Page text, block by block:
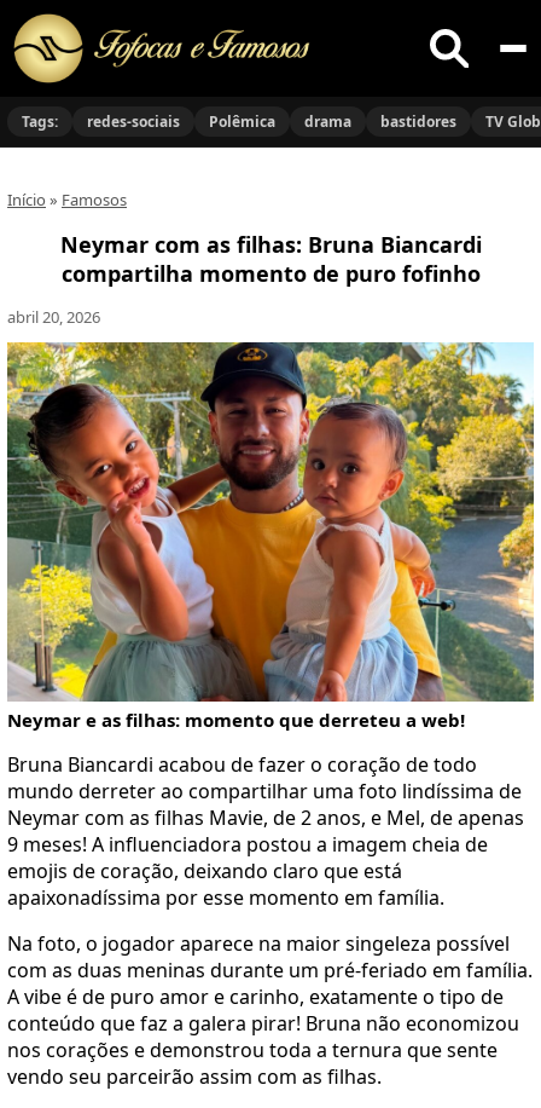
Buscar
no
Tags: redes-sociais Polêmica drama bastidores TV
Início » Famosos
Neymar com as filhas: Bruna Biancardi
compartilha momento de puro fofinho
abril 20, 2026
Neymar e as filhas: momento que derreteu a web!
Bruna Biancardi acabou de fazer o coração de todo
mundo derreter ao compartilhar uma foto lindíssima de
Neymar com as filhas Mavie, de 2 anos, e Mel, de apenas
9 meses! A influenciadora postou a imagem cheia de
emojis de coração, deixando claro que está
apaixonadíssima por esse momento em família.
Na foto, o jogador aparece na maior singeleza possível
com as duas meninas durante um pré-feriado em família.
A vibe é de puro amor e carinho, exatamente o tipo de
conteúdo que faz a galera pirar! Bruna não economizou
nos corações e demonstrou toda a ternura que sente
vendo seu parceirão assim com as filhas.